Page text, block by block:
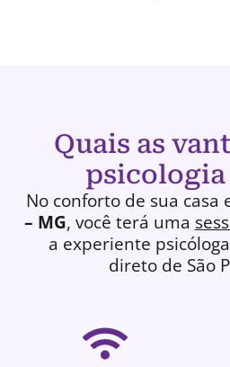
Quais as
No conforto de sua casa
– MG, você terá uma
a experiente psicóloga
direto de São